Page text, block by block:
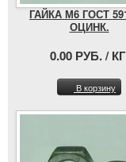
ГАЙКА М6 ГОСТ
ОЦИНК.
0.00 РУБ. /
В корзину